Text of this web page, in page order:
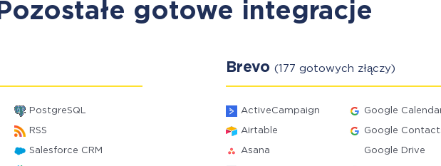
Pozostałe gotowe integracje
PostgreSQL
RSS
Salesforce CRM
Brevo (177 gotowych złączy)
ActiveCampaign Google
Airtable Google
Asana Google Drive